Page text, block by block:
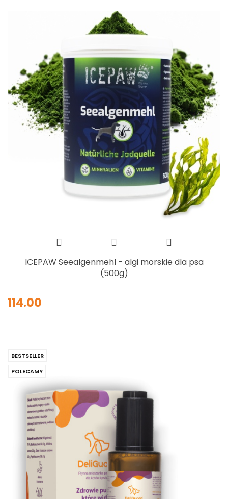
ICEPAW Seealgenmehl - algi morskie dla psa
(500g)
114.00
BESTSELLER
POLECAMY